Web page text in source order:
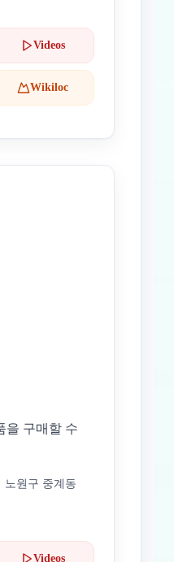
Videos
Wikiloc
을 구매할 수
노원구 중계동
Videos